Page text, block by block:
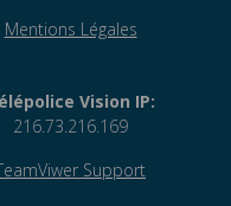
Mentions Légales
Vision IP:
216.73.216.169
Support